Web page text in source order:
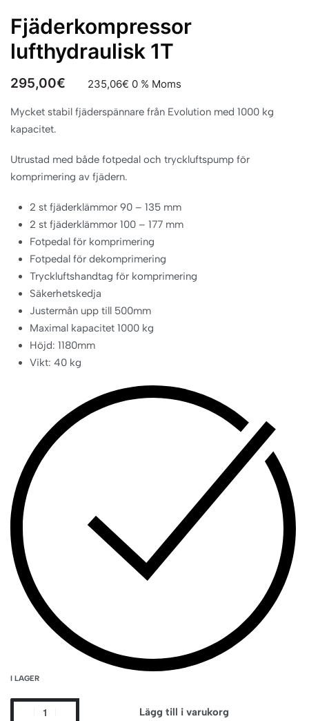
Fjäderkompressor
lufthydraulisk 1T
295,00€ 235,06€ 0 % Moms
Mycket stabil fjäderspännare från Evolution med 1000 kg
kapacitet.
Utrustad med både fotpedal och tryckluftspump för
komprimering av fjädern.
2 st fjäderklämmor 90 – 135 mm
2 st fjäderklämmor 100 – 177 mm
Fotpedal för komprimering
Fotpedal för dekomprimering
Tryckluftshandtag för komprimering
Säkerhetskedja
Justermån upp till 500mm
Maximal kapacitet 1000 kg
Höjd: 1180mm
Vikt: 40 kg
I LAGER
Lägg till i varukorg